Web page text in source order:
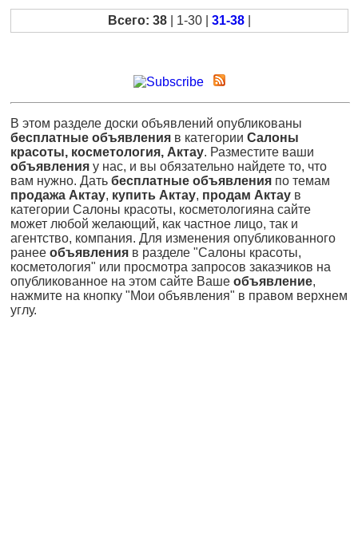
Всего: 38 | 1-30 | 31-38
В этом разделе доски объявлений опубликованы
бесплатные объявления в категории Салоны
красоты, косметология, Актау. Разместите ваши
объявления у нас, и вы обязательно найдете то, что
вам нужно. Дать бесплатные объявления по темам
продажа Актау, купить Актау, продам Актау в
категории Салоны красоты, косметологияна сайте
может любой желающий, как частное лицо, так и
агентство, компания. Для изменения опубликованного
ранее объявления в разделе "Салоны красоты,
косметология" или просмотра запросов заказчиков на
опубликованное на этом сайте Ваше объявление,
нажмите на кнопку "Мои объявления" в правом верхнем
углу.